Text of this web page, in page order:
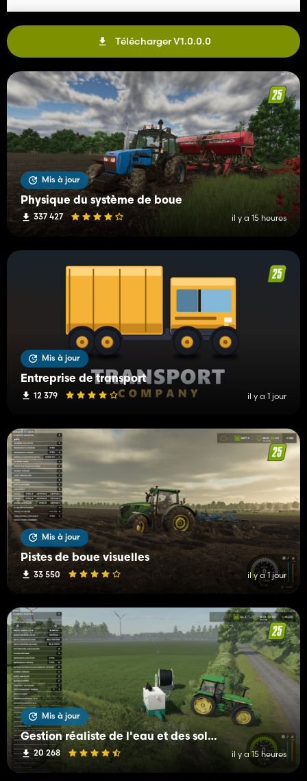
Télécharger V1.0.0.0
Mis à jour
Physique du système de boue
337 427 il y a 15 heures
Mis à jour
Entreprise de transport
12 379 il y a 1 jour
Mis à jour
Pistes de boue visuelles
33 550 il y a 1 jour
Mis à jour
Gestion réaliste de l'eau et des sols (RWSM)
20 268 il y a 15 heures